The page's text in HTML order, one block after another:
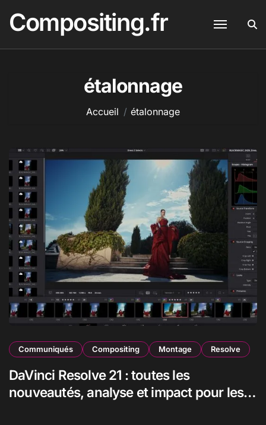
contenu
Compositing.fr
étalonnage
Accueil étalonnage
Communiqués Compositing Montage Resolve
DaVinci Resolve 21 : toutes les
nouveautés, analyse et impact pour les